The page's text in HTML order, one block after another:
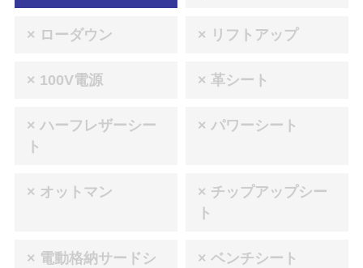
× ローダウン × リフトアップ
× 100V電源 × 革シート
× ハーフレザーシー
ト
× パワーシート
× オットマン
× チップアップシー
ト
× 電動格納サードシ
× ベンチシート